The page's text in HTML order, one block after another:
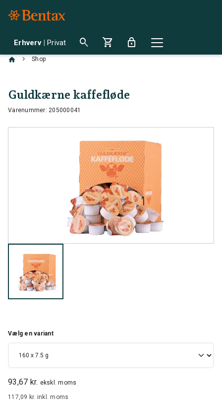
Erhverv | Privat search shopping_cart lock
chevron_right Shop
Guldkærne kaffefløde
Varenummer: 205000041
93,67 kr. ekskl. moms
117,09 kr. inkl. moms
Vælg en variant